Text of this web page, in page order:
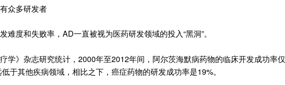
众多研发者
难度和失败率，AD一直被视为医药研发领域的投入“黑洞”。
学》杂志研究统计，2000年至2012年间，阿尔茨海默病药物的临床开发成功率仅
于其他疾病领域，相比之下，癌症药物的研发成功率是19%。